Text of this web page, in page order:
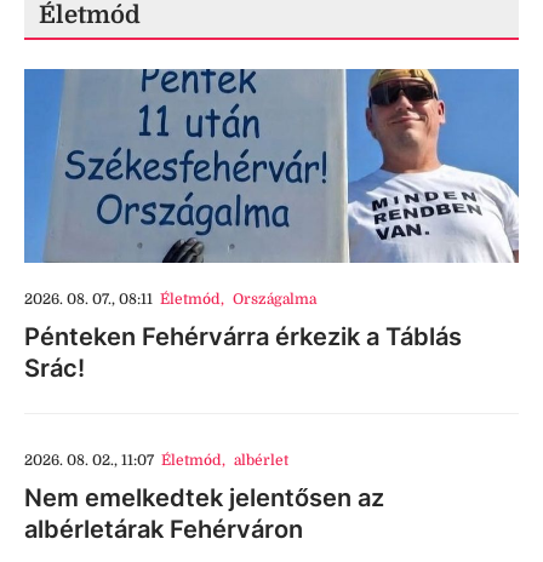
Életmód
2026. 08. 07., 08:11 Életmód, Országalma
Pénteken Fehérvárra érkezik a Táblás
Srác!
2026. 08. 02., 11:07 Életmód, albérlet
Nem emelkedtek jelentősen az
albérletárak Fehérváron